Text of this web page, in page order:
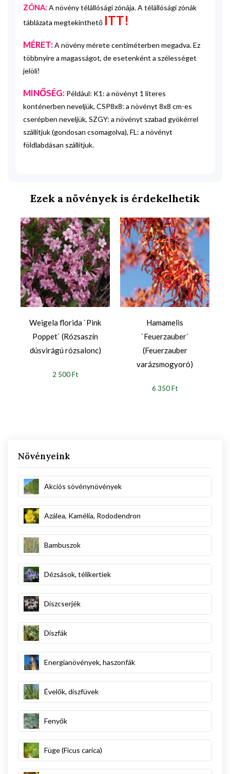
Növényeink
Akciós sövénynövények
Azálea, Kamélia, Rododendron
Bambuszok
Dézsások, télikertiek
Díszcserjék
Díszfák
Energianövények, haszonfák
Évelők, díszfüvek
Fenyők
Füge (Ficus carica)
ZÓNA: A növény télállósági zónája. A télállósági zónák
táblázata megtekinthető ITT!
MÉRET:A növény mérete centiméterben megadva. Ez
többnyire a magasságot, de esetenként a szélességet
jelöli!
MINŐSÉG: Például: K1: a növényt 1 literes
konténerben neveljük, CSP8x8: a növényt 8x8 cm-es
cserépben neveljük, SZGY: a növényt szabad gyökérrel
szállítjuk (gondosan csomagolva), FL: a növényt
földlabdásan szállítjuk.
Ezek a növények is érdekelhetik
Weigela florida `Pink
Poppet` (Rózsaszín
dúsvirágú rózsalonc)
2 500 Ft
Hamamelis
`Feuerzauber`
(Feuerzauber
varázsmogyoró)
6 350 Ft